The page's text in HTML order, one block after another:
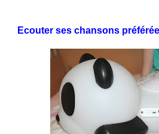
Ecouter ses chansons